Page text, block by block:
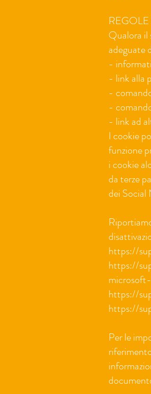
Qualora il
adeguate
-
- link alla
-
-
- link ad
I cookie
funzione
i cookie
da terze
dei Social
https://
https://
https://
https://
Per le